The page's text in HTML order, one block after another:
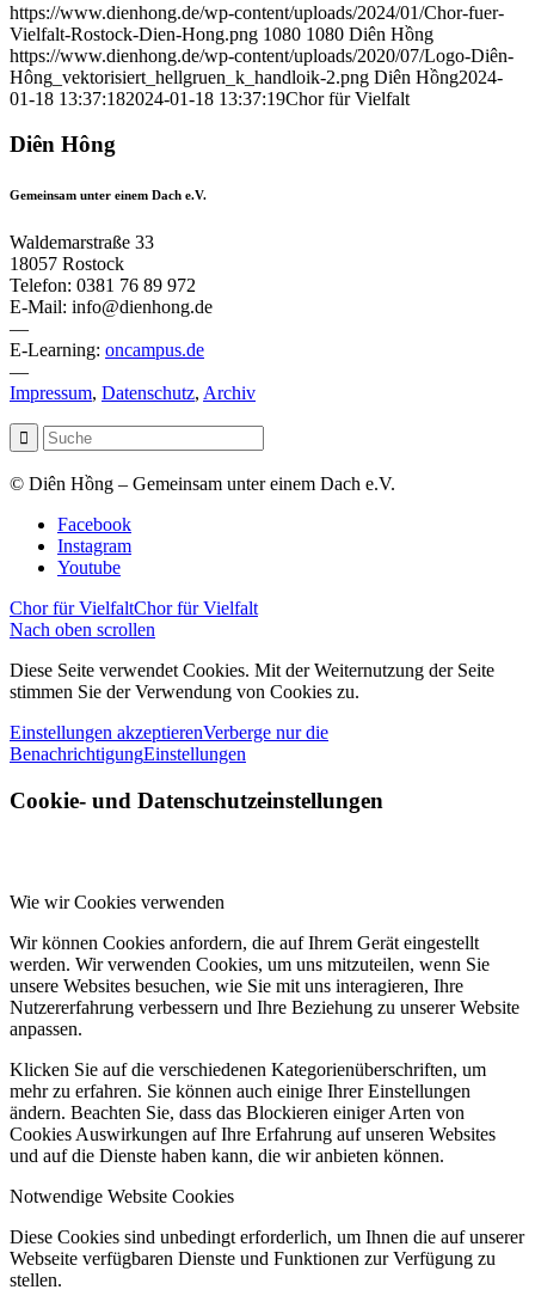
https://www.dienhong.de/wp-content/uploads/2024/01/Chor-fuer-
Vielfalt-Rostock-Dien-Hong.png 1080 1080 Diên Hồng
https://www.dienhong.de/wp-content/uploads/2020/07/Logo-Diên-
Hông_vektorisiert_hellgruen_k_handloik-2.png Diên Hồng2024-
01-18 13:37:182024-01-18 13:37:19Chor für Vielfalt
Diên Hông
Gemeinsam unter einem Dach e.V.
Waldemarstraße 33
18057 Rostock
Telefon: 0381 76 89 972
E-Mail: info@dienhong.de
—
E-Learning: oncampus.de
—
Impressum, Datenschutz, Archiv
© Diên Hồng – Gemeinsam unter einem Dach e.V.
Facebook
Instagram
Youtube
Chor für VielfaltChor für Vielfalt
Nach oben scrollen
Diese Seite verwendet Cookies. Mit der Weiternutzung der Seite
stimmen Sie der Verwendung von Cookies zu.
Einstellungen akzeptierenVerberge nur die
BenachrichtigungEinstellungen
Cookie- und Datenschutzeinstellungen
Wie wir Cookies verwenden
Wir können Cookies anfordern, die auf Ihrem Gerät eingestellt
werden. Wir verwenden Cookies, um uns mitzuteilen, wenn Sie
unsere Websites besuchen, wie Sie mit uns interagieren, Ihre
Nutzererfahrung verbessern und Ihre Beziehung zu unserer Website
anpassen.
Klicken Sie auf die verschiedenen Kategorienüberschriften, um
mehr zu erfahren. Sie können auch einige Ihrer Einstellungen
ändern. Beachten Sie, dass das Blockieren einiger Arten von
Cookies Auswirkungen auf Ihre Erfahrung auf unseren Websites
und auf die Dienste haben kann, die wir anbieten können.
Notwendige Website Cookies
Diese Cookies sind unbedingt erforderlich, um Ihnen die auf unserer
Webseite verfügbaren Dienste und Funktionen zur Verfügung zu
stellen.